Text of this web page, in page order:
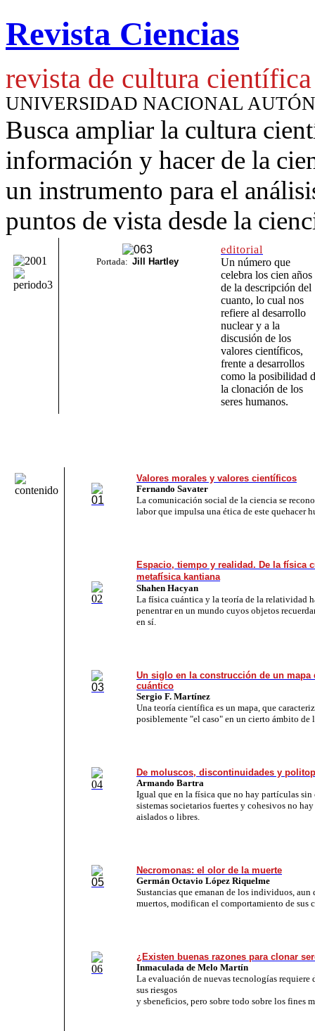
Revista Ciencias
revista de cultura científica
UNIVERSIDAD NACIONAL
Busca ampliar la cultura
información y hacer de la
un instrumento para el
puntos de vista desde la
Portada: Jill Hartley
editorial
Un número que
celebra los cien años
de la descripción del
cuanto, lo cual nos
refiere al desarrollo
nuclear y a la
discusión de los
valores científicos,
frente a desarrollos
como la posibilidad
la clonación de los
seres humanos.
Valores morales y valores científicos
Fernando Savater
La comunicación social de la ciencia se
labor que impulsa una ética de este quehacer
Espacio, tiempo y realidad. De la física
metafísica kantiana
Shahen Hacyan
La física cuántica y la teoría de la relatividad
penentrar en un mundo cuyos objetos
en sí.
Un siglo en la construcción de un mapa
cuántico
Sergio F. Martínez
Una teoría científica es un mapa, que
posiblemente "el caso" en un cierto ámbito de
De moluscos, discontinuidades y
Armando Bartra
Igual que en la física que no hay partículas sin
sistemas societarios fuertes y cohesivos no
aislados o libres.
Necromonas: el olor de la muerte
Germán Octavio López Riquelme
Sustancias que emanan de los individuos, aun
muertos, modifican el comportamiento de sus
¿Existen buenas razones para clonar
Inmaculada de Melo Martín
La evaluación de nuevas tecnologías requiere
sus riesgos
y sbeneficios, pero sobre todo sobre los fines